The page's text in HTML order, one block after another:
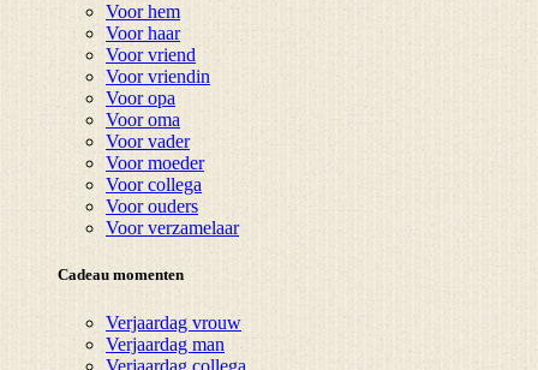
Voor hem
Voor haar
Voor vriend
Voor vriendin
Voor opa
Voor oma
Voor vader
Voor moeder
Voor collega
Voor ouders
Voor verzamelaar
Cadeau momenten
Verjaardag vrouw
Verjaardag man
Verjaardag collega